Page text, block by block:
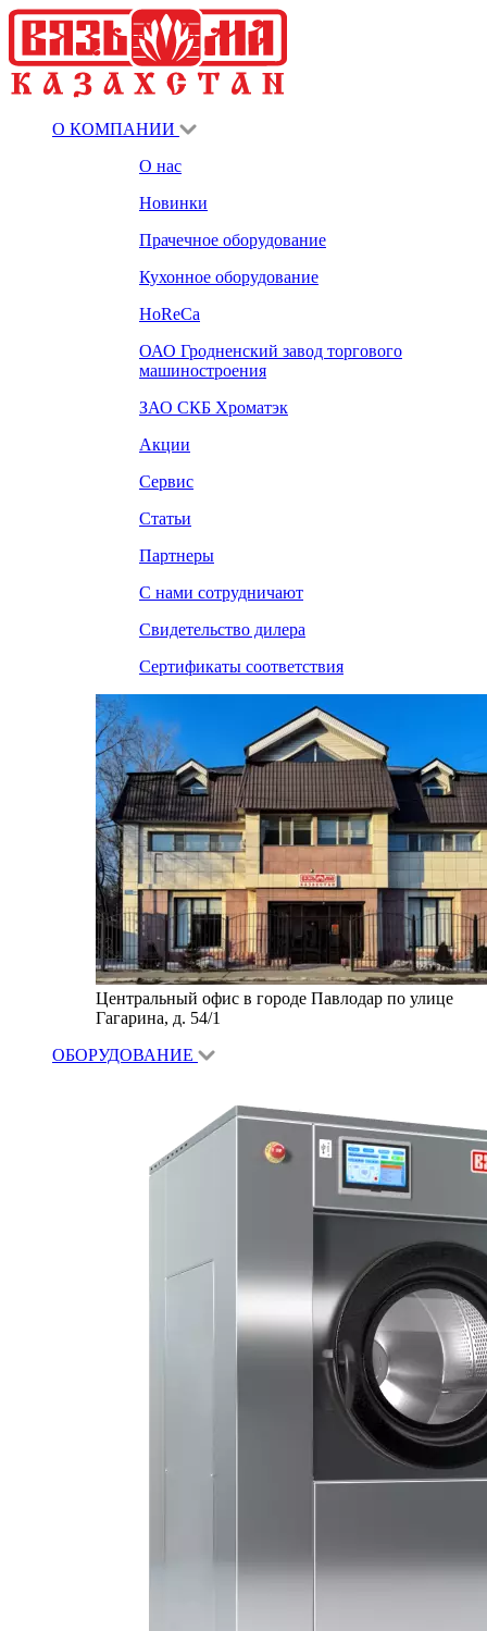
О КОМПАНИИ
О нас
Новинки
Прачечное оборудование
Кухонное оборудование
HoReCa
ОАО Гродненский завод торгового
машиностроения
ЗАО СКБ Хроматэк
Акции
Сервис
Статьи
Партнеры
С нами сотрудничают
Свидетельство дилера
Сертификаты соответствия
Центральный офис в городе Павлодар по улице
Гагарина, д. 54/1
ОБОРУДОВАНИЕ